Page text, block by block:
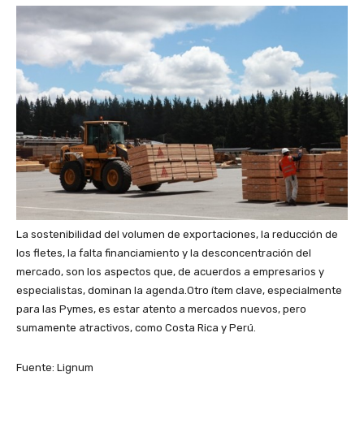
La sostenibilidad del volumen de exportaciones, la reducción de
los fletes, la falta financiamiento y la desconcentración del
mercado, son los aspectos que, de acuerdos a empresarios y
especialistas, dominan la agenda.Otro ítem clave, especialmente
para las Pymes, es estar atento a mercados nuevos, pero
sumamente atractivos, como Costa Rica y Perú.
Fuente: Lignum